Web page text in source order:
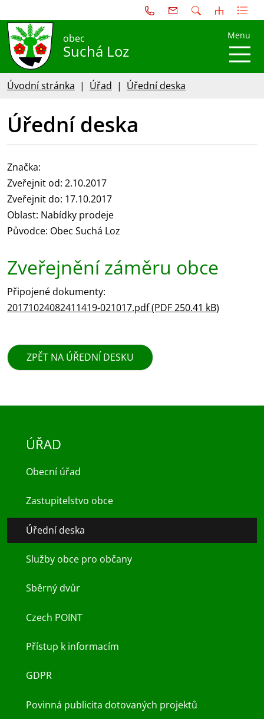
obec
Suchá Loz
Menu
Úvodní stránka Úřad Úřední deska
Úřední deska
Značka:
Zveřejnit od: 2.10.2017
Zveřejnit do: 17.10.2017
Oblast: Nabídky prodeje
Původce: Obec Suchá Loz
Zveřejnění záměru obce
Připojené dokumenty:
20171024082411419-021017.pdf (PDF 250.41 kB)
ZPĚT NA ÚŘEDNÍ DESKU
ÚŘAD
Obecní úřad
Zastupitelstvo obce
Úřední deska
Služby obce pro občany
Sběrný dvůr
Czech POINT
Přístup k informacím
GDPR
Povinná publicita dotovaných projektů